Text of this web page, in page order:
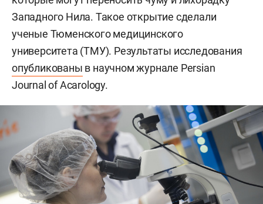
Западного Нила. Такое открытие сделали
ученые Тюменского медицинского
университета (ТМУ). Результаты исследования
опубликованы в научном журнале Persian
Journal of Acarology.